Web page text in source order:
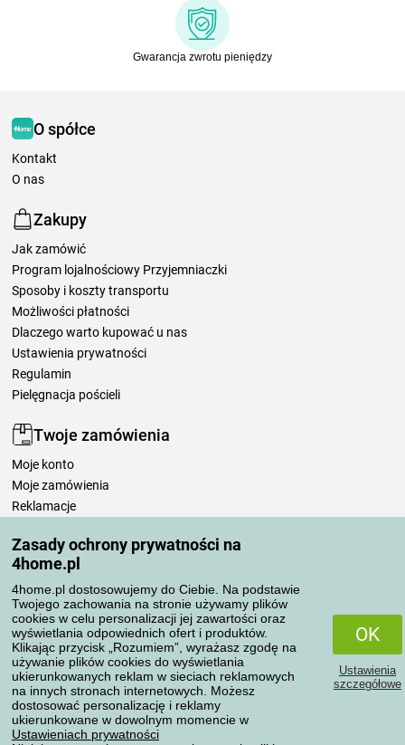
Zasady ochrony prywatności na
4home.pl
4home.pl dostosowujemy do Ciebie. Na podstawie
Twojego zachowania na stronie używamy plików
cookies w celu personalizacji jej zawartości oraz
wyświetlania odpowiednich ofert i produktów.
Klikając przycisk „Rozumiem”, wyrażasz zgodę na
używanie plików cookies do wyświetlania
ukierunkowanych reklam w sieciach reklamowych
na innych stronach internetowych. Możesz
dostosować personalizację i reklamy
ukierunkowane w dowolnym momencie w
Ustawieniach prywatności
OK
Ustawienia
szczegółowe
Gwarancja zwrotu pieniędzy
O spółce
Kontakt
O nas
Zakupy
Jak zamówić
Program lojalnościowy Przyjemniaczki
Sposoby i koszty transportu
Możliwości płatności
Dlaczego warto kupować u nas
Ustawienia prywatności
Regulamin
Pielęgnacja pościeli
Twoje zamówienia
Moje konto
Moje zamówienia
Reklamacje
Zasady przetwarzania recenzji
Sposoby transportu
Metody płatności
Niezawodny sklep